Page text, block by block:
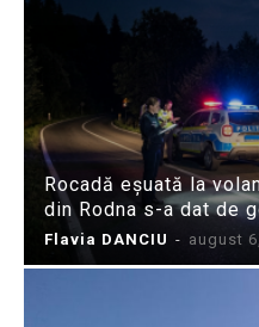
Rocadă eșuată la
din Rodna s-a dat de
Flavia DANCIU - august